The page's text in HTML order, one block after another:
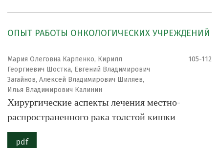
ОПЫТ РАБОТЫ ОНКОЛОГИЧЕСКИХ УЧРЕЖДЕНИЙ
Мария Олеговна Карпенко, Кирилл
Георгиевич Шостка, Евгений Владимирович
Загайнов, Алексей Владимирович Шиляев,
Илья Владимирович Калинин
105-112
Хирургические аспекты лечения местно-
распространенного рака толстой кишки
pdf